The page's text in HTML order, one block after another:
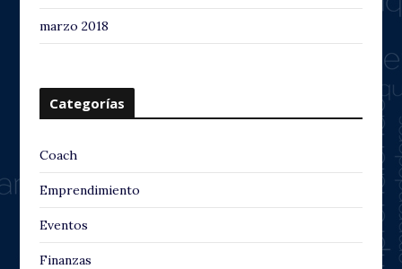
marzo 2018
Categorías
Coach
Emprendimiento
Eventos
Finanzas